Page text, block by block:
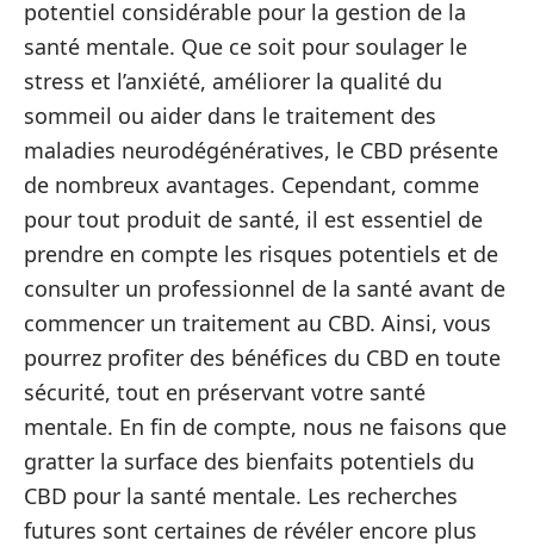
potentiel considérable pour la gestion de la
santé mentale. Que ce soit pour soulager le
stress et l’anxiété, améliorer la qualité du
sommeil ou aider dans le traitement des
maladies neurodégénératives, le CBD présente
de nombreux avantages. Cependant, comme
pour tout produit de santé, il est essentiel de
prendre en compte les risques potentiels et de
consulter un professionnel de la santé avant de
commencer un traitement au CBD. Ainsi, vous
pourrez profiter des bénéfices du CBD en toute
sécurité, tout en préservant votre santé
mentale. En fin de compte, nous ne faisons que
gratter la surface des bienfaits potentiels du
CBD pour la santé mentale. Les recherches
futures sont certaines de révéler encore plus